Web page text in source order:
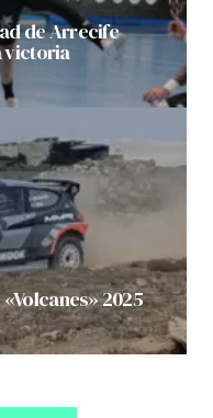
de Arrecife
victoria
2025